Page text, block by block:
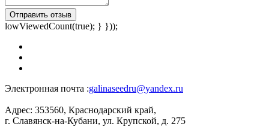
Отправить отзыв
lowViewedCount(true); } }));
Электронная почта :galinaseedru@yandex.ru
Адрес: 353560, Краснодарский край,
г. Славянск-на-Кубани, ул. Крупской, д. 275